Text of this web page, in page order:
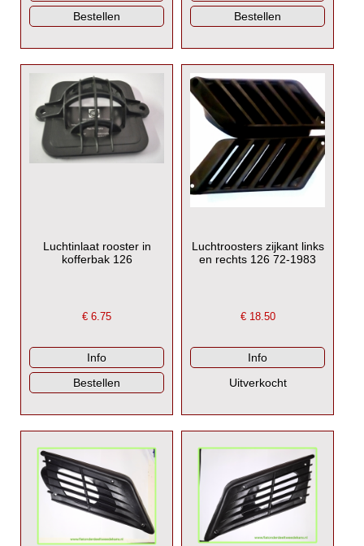
Luchtinlaat rooster in
kofferbak 126
€6.75
Luchtroosters zijkant links
en rechts 126 72-1983
€ 18.50